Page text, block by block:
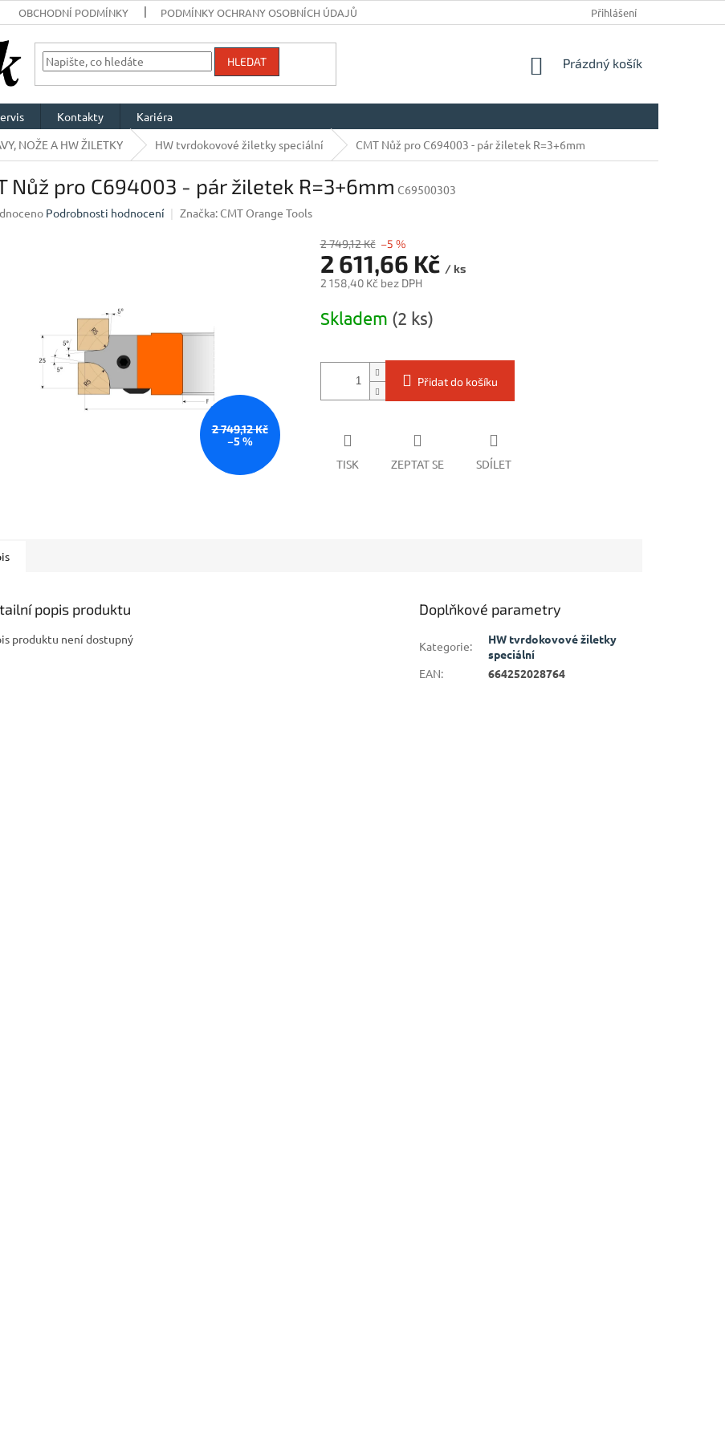
OBCHODNÍ PODMÍNKY PODMÍNKY OCHRANY OSOBNÍCH ÚDAJŮ Přihlášení
HLEDAT
NÁKUPNÍ
Prázdný košík
Kontakty
Kariéra
NOŽE A HW ŽILETKY HW tvrdokovové žiletky speciální CMT Nůž pro C694003 - pár žiletek R=3+6mm
Nůž pro C694003 - pár žiletek R=3+6mm C69500303
Podrobnosti hodnocení Značka: CMT Orange Tools
2 749,12 Kč
–5 %
2 749,12 Kč –5 %
2 611,66 Kč / ks
2 158,40 Kč bez DPH
cena:
Skladem (2 ks)
Přidat do košíku
TISK ZEPTAT SE SDÍLET
popis produktu
produktu není dostupný
Doplňkové parametry
Kategorie:
HW tvrdokovové žiletky
speciální
EAN: 664252028764